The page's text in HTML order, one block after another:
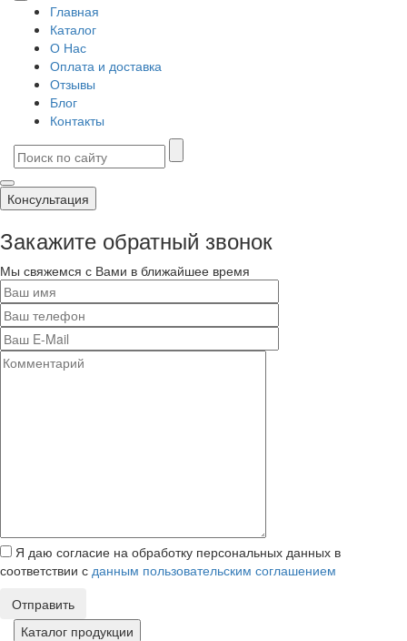
Главная
Каталог
О Нас
Оплата и доставка
Отзывы
Блог
Контакты
Консультация
Закажите обратный звонок
Мы свяжемся с Вами в ближайшее время
Я даю согласие на обработку персональных данных в
соответствии с данным пользовательским соглашением
Отправить
Каталог продукции